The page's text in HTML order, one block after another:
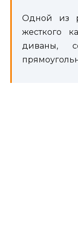
Одной из
жесткого
диваны,